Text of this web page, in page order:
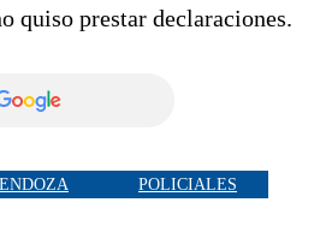
quiso prestar declaraciones.
POLICIALES